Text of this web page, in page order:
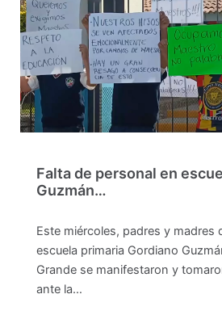
Falta de personal en
Guzmán…
Este miércoles, padres y madres
escuela primaria Gordiano
Grande se manifestaron y
ante la…